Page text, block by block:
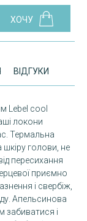
ВІДГУКИ
Lebel cool
локони
Термальна
голови, не
пересихання
приємно
і свербіж,
Апельсинова
забиватися і